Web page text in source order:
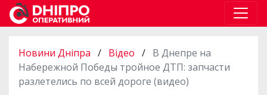
Новини Дніпра / Відео / В Днепре на
Набережной Победы тройное ДТП: запчасти
разлетелись по всей дороге (видео)